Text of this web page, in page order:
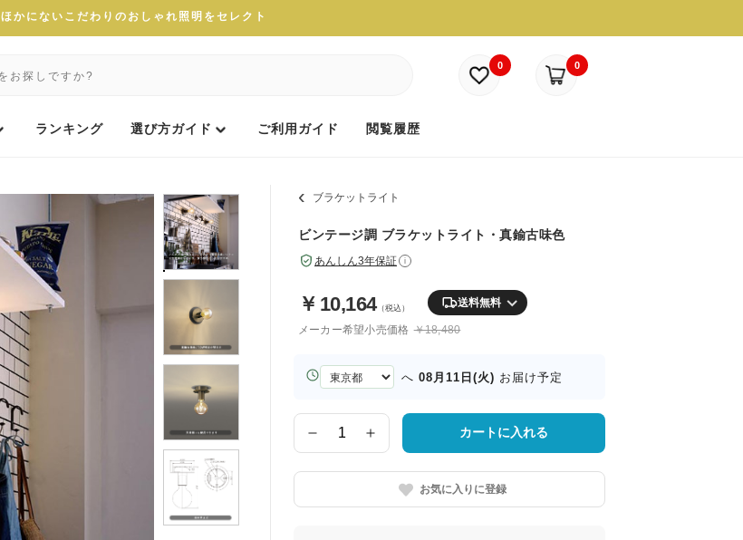
ほかにないこだわりのおしゃれ照明をセレクト
0 0
ランキング 選び方ガイド ご利用ガイド 閲覧履歴
ブラケットライト
ビンテージ調 ブラケットライト・真鍮古味色
あんしん3年保証 i
￥ 10,164（税込） 送料無料
メーカー希望小売価格 ￥18,480
お
届
へ 08月11日(火) お届け予定
数
量
カートに入れる
お気に入りに登録